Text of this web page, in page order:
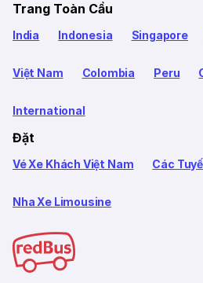
Trang Toàn Cầu
India Indonesia Singapore
Việt Nam Colombia Peru
International
Đặt
Vé Xe Khách Việt Nam Các
Nha Xe Limousine